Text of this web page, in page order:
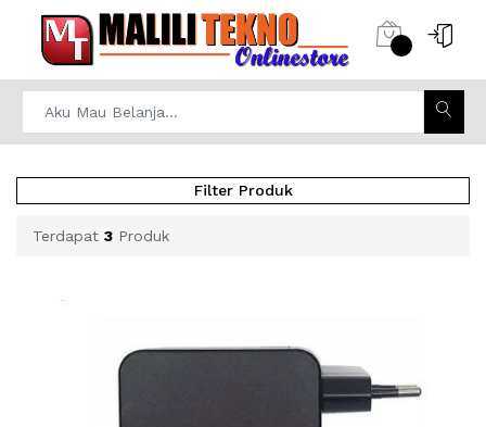
Filter Produk
Terdapat 3 Produk